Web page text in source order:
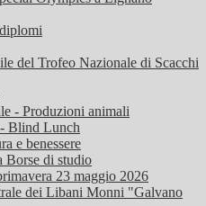
del Trofeo Nazionale di Scacchi
- Produzioni animali
Blind Lunch
e benessere
Borse di studio
23 maggio 2026
dei Libani Monni "Galvano